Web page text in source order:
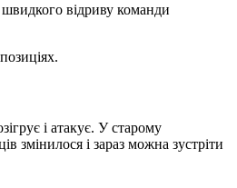
відриву команди
і атакує. У старому
змінилося і зараз можна зустріти